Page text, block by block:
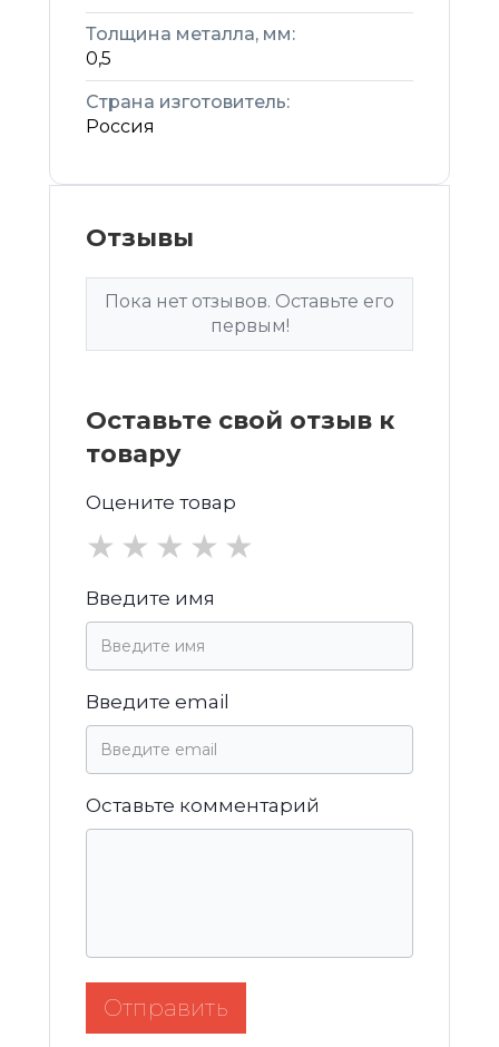
Толщина металла, мм:
0,5
Страна изготовитель:
Россия
Отзывы
Пока нет отзывов. Оставьте его
первым!
Оставьте свой отзыв к
товару
Оцените товар
★
★
★
★
★
Введите имя
Введите email
Оставьте комментарий
Отправить